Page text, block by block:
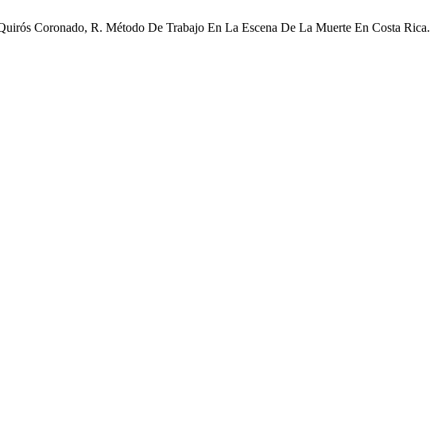
Coronado, R. Método De Trabajo En La Escena De La Muerte En Costa Rica.